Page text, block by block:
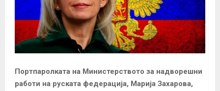
Портпаролката на Министерството за надворешни
работи на руската федерација, Марија Захарова,